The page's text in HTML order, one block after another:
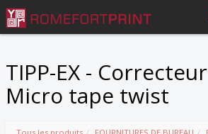
TIPP-EX -
Micro tape twist